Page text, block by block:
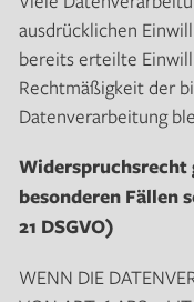
ausdrücklichen
bereits erteilte
Rechtmäßigkeit der
Datenverarbeitung
Widerspruchsrecht
besonderen Fällen
21 DSGVO)
WENN DIE